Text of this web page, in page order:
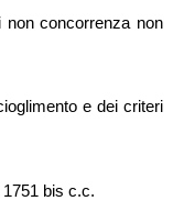
non concorrenza non
e dei criteri
bis c.c.